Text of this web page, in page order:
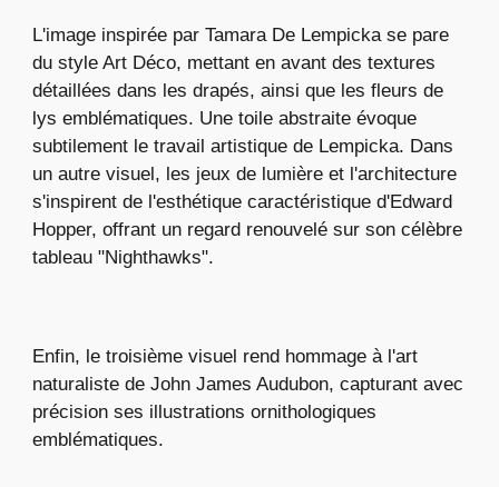
L'image inspirée par Tamara De Lempicka se pare
du style Art Déco, mettant en avant des textures
détaillées dans les drapés, ainsi que les fleurs de
lys emblématiques. Une toile abstraite évoque
subtilement le travail artistique de Lempicka. Dans
un autre visuel, les jeux de lumière et l'architecture
s'inspirent de l'esthétique caractéristique d'Edward
Hopper, offrant un regard renouvelé sur son célèbre
tableau "Nighthawks".
Enfin, le troisième visuel rend hommage à l'art
naturaliste de John James Audubon, capturant avec
précision ses illustrations ornithologiques
emblématiques.